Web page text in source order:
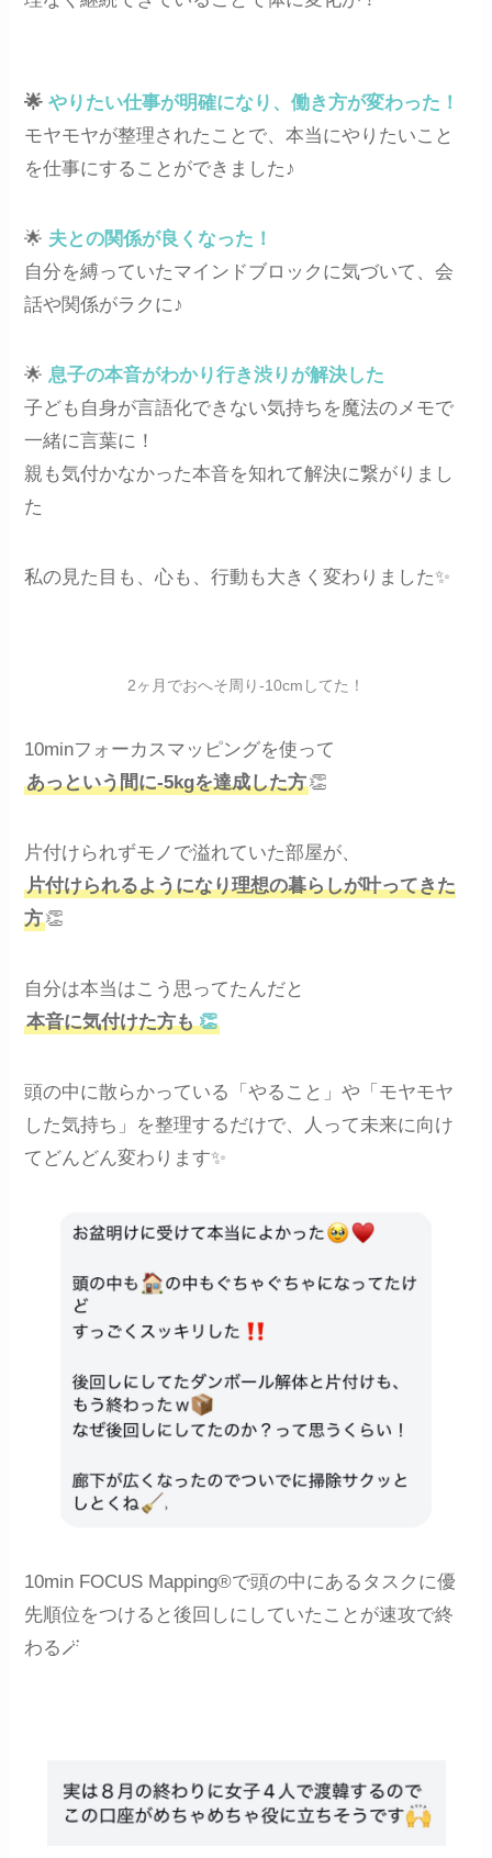
🌟やりたい仕事が明確になり、働き方が変わった！
モヤモヤが整理されたことで、本当にやりたいこと
を仕事にすることができました♪
🌟 夫との関係が良くなった！
自分を縛っていたマインドブロックに気づいて、会
話や関係がラクに♪
🌟 息子の本音がわかり行き渋りが解決した
子ども自身が言語化できない気持ちを魔法のメモで
一緒に言葉に！
親も気付かなかった本音を知れて解決に繋がりまし
た
私の見た目も、心も、行動も大きく変わりました✨
2ヶ月でおへそ周り-10cmしてた！
10minフォーカスマッピングを使って
あっという間に-5kgを達成した方👏
片付けられずモノで溢れていた部屋が、
片付けられるようになり理想の暮らしが叶ってきた
方👏
自分は本当はこう思ってたんだと
本音に気付けた方も 👏
頭の中に散らかっている「やること」や「モヤモヤ
した気持ち」を整理するだけで、人って未来に向け
てどんどん変わります✨
10min FOCUS Mapping®で頭の中にあるタスクに優
先順位をつけると後回しにしていたことが速攻で終
わる🪄